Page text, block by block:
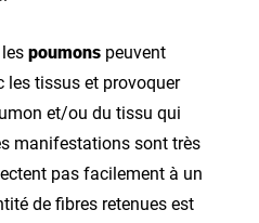
poumons peuvent
les tissus et provoquer
et/ou du tissu qui
manifestations sont très
pas facilement à un
de fibres retenues est